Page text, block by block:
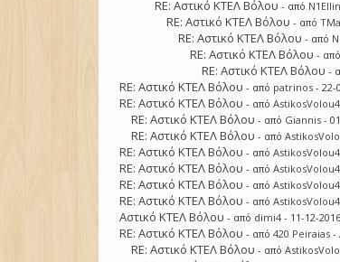
RE: Αστικό ΚΤΕΛ Βόλου - από
RE: Αστικό ΚΤΕΛ Βόλου - από
RE: Αστικό ΚΤΕΛ Βόλου - από
RE: Αστικό ΚΤΕΛ Βόλου -
RE: Αστικό ΚΤΕΛ Βόλου -
RE: Αστικό ΚΤΕΛ Βόλου - από patrinos - 22-
RE: Αστικό ΚΤΕΛ Βόλου - από
RE: Αστικό ΚΤΕΛ Βόλου - από Giannis -
RE: Αστικό ΚΤΕΛ Βόλου - από
RE: Αστικό ΚΤΕΛ Βόλου - από
RE: Αστικό ΚΤΕΛ Βόλου - από
RE: Αστικό ΚΤΕΛ Βόλου - από
RE: Αστικό ΚΤΕΛ Βόλου - από
Αστικό ΚΤΕΛ Βόλου - από dimi4 - 11-12-
RE: Αστικό ΚΤΕΛ Βόλου - από420 Peiraias -
RE: Αστικό ΚΤΕΛ Βόλου - από